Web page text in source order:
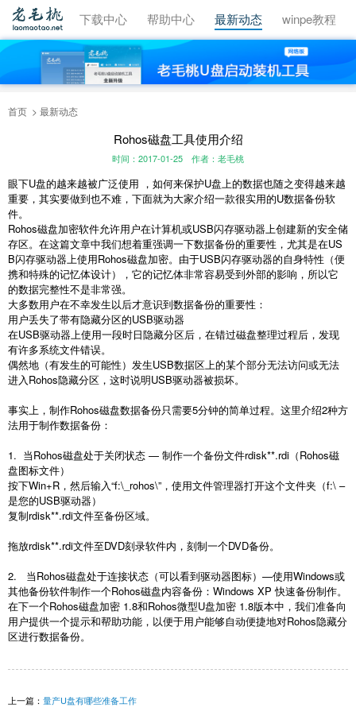
视频教程 下载中心 帮助中心 最新动态 winpe教程
首页 最新动态
Rohos磁盘工具使用介绍
时间：2017-01-25 作者：老毛桃
眼下U盘的越来越被广泛使用 ，如何来保护U盘上的数据也随之变得越来越
重要，其实要做到也不难，下面就为大家介绍一款很实用的U数据备份软
件。
Rohos磁盘加密软件允许用户在计算机或USB闪存驱动器上创建新的安全储
存区。在这篇文章中我们想着重强调一下数据备份的重要性，尤其是在US
B闪存驱动器上使用Rohos磁盘加密。由于USB闪存驱动器的自身特性（便
携和特殊的记忆体设计），它的记忆体非常容易受到外部的影响，所以它
的数据完整性不是非常强。
大多数用户在不幸发生以后才意识到数据备份的重要性：
用户丢失了带有隐藏分区的USB驱动器
在USB驱动器上使用一段时日隐藏分区后，在错过磁盘整理过程后，发现
有许多系统文件错误。
偶然地（有发生的可能性）发生USB数据区上的某个部分无法访问或无法
进入Rohos隐藏分区，这时说明USB驱动器被损坏。
事实上，制作Rohos磁盘数据备份只需要5分钟的简单过程。这里介绍2种方
法用于制作数据备份：
1. 当Rohos磁盘处于关闭状态 — 制作一个备份文件rdisk**.rdi（Rohos磁
盘图标文件）
按下Win+R，然后输入“f:\_rohos\”，使用文件管理器打开这个文件夹（f:\ –
是您的USB驱动器）
复制rdisk**.rdi文件至备份区域。
拖放rdisk**.rdi文件至DVD刻录软件内，刻制一个DVD备份。
2. 当Rohos磁盘处于连接状态（可以看到驱动器图标）—使用Windows或
其他备份软件制作一个Rohos磁盘内容备份：Windows XP 快速备份制作。
在下一个Rohos磁盘加密 1.8和Rohos微型U盘加密 1.8版本中，我们准备向
用户提供一个提示和帮助功能，以便于用户能够自动便捷地对Rohos隐藏分
区进行数据备份。
上一篇： 量产U盘有哪些准备工作